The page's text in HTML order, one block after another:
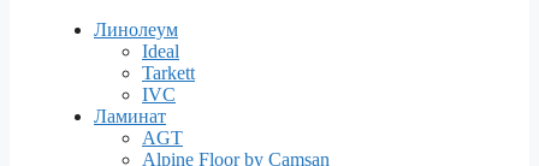
Линолеум
Ideal
Tarkett
IVC
Ламинат
AGT
Alpine Floor by Camsan